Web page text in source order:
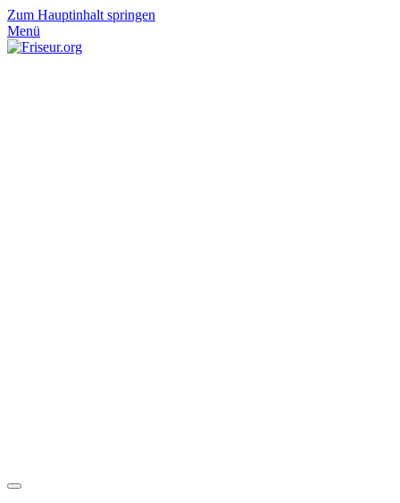
Zum Hauptinhalt springen
Menü